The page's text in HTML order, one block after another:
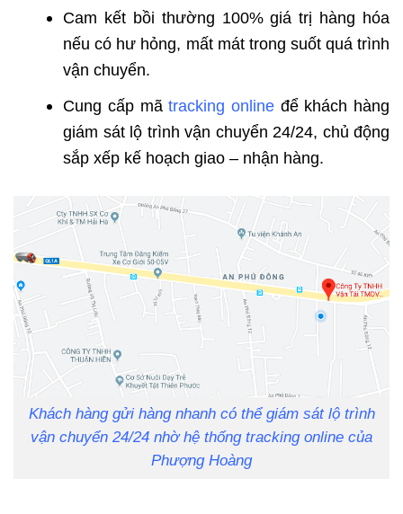
Cam kết bồi thường 100% giá trị hàng hóa
nếu có hư hỏng, mất mát trong suốt quá trình
vận chuyển.
Cung cấp mãtracking onlineđể khách hàng
giám sát lộ trình vận chuyển 24/24, chủ động
sắp xếp kế hoạch giao – nhận hàng.
Khách hàng gửi hàng nhanh có thể giám sát lộ trình
vận chuyển 24/24 nhờ hệ thống tracking online của
Phượng Hoàng